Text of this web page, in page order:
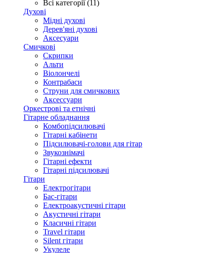
Всі категорії (11)
Духові
Мідні духові
Дерев'яні духові
Аксесуари
Смичкові
Скрипки
Альти
Віолончелі
Контрабаси
Струни для смичкових
Аксеcсуари
Оркестрові та етнічні
Гітарне обладнання
Комбопідсилювачі
Гітарні кабінети
Підсилювачі-голови для гітар
Звукознімачі
Гітарні ефекти
Гітарні підсилювачі
Гітари
Електрогітари
Бас-гітари
Електроакустичні гітари
Акустичні гітари
Класичні гітари
Travel гітари
Silent гітари
Укулеле